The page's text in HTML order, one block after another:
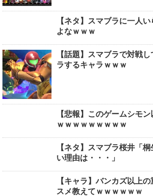
【ネタ】スマブラに一人
よなｗｗｗ
【話題】スマブラで対戦
ラするキャラｗｗｗ
【悲報】このゲームシモ
ｗｗｗｗｗｗｗｗｗ
【ネタ】スマブラ桜井「
い理由は・・・」
【キャラ】バンカズ以上
スメ教えてｗｗｗｗｗｗ